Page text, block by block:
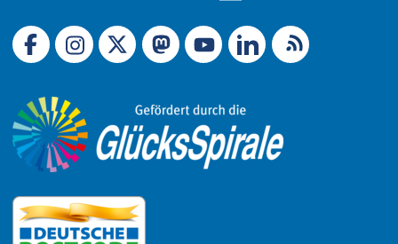
Link zu X (Ex-Twitter)
RSS-Feed